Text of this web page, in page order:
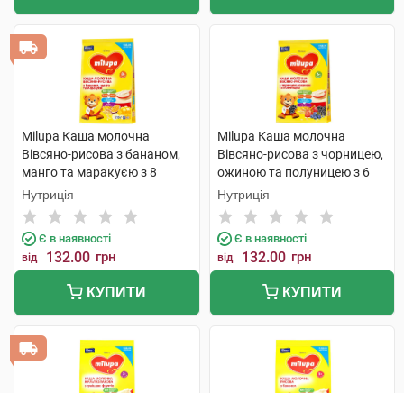
Milupa Каша молочна
Вівсяно-рисова з бананом,
манго та маракуєю з 8
місяців 210 г 1 пакет
Нутриція
Є в наявності
від 132.00 грн
КУПИТИ
Milupa Каша молочна
Вівсяно-рисова з чорницею,
ожиною та полуницею з 6
місяців 210 г 1 пакет
Нутриція
Є в наявності
від 132.00 грн
КУПИТИ